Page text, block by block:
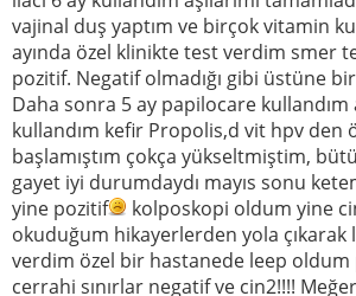
vajinal duş yaptım ve birçok vitamin
ayında özel klinikte test verdim smer
pozitif. Negatif olmadığı gibi üstüne
Daha sonra 5 ay papilocare kullandım
kullandım kefir Propolis,d vit hpv den
başlamıştım çokça yükseltmiştim,
gayet iyi durumdaydı mayıs sonu
yine pozitif
kolposkopi oldum yine
okuduğum hikayerlerden yola
verdim özel bir hastanede leep
cerrahi sınırlar negatif ve cin2!!!!